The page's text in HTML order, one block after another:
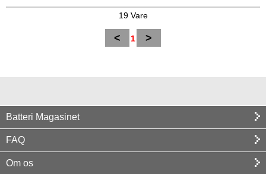
19 Vare
< 1 >
Batteri Magasinet
FAQ
Om os